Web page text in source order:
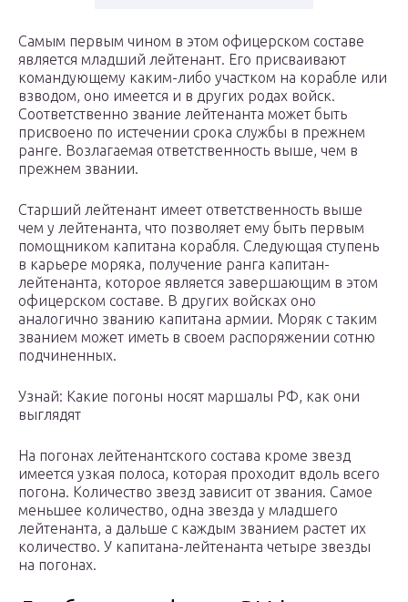
Самым первым чином в этом офицерском составе
является младший лейтенант. Его присваивают
командующему каким-либо участком на корабле или
взводом, оно имеется и в других родах войск.
Соответственно звание лейтенанта может быть
присвоено по истечении срока службы в прежнем
ранге. Возлагаемая ответственность выше, чем в
прежнем звании.
Старший лейтенант имеет ответственность выше
чем у лейтенанта, что позволяет ему быть первым
помощником капитана корабля. Следующая ступень
в карьере моряка, получение ранга капитан-
лейтенанта, которое является завершающим в этом
офицерском составе. В других войсках оно
аналогично званию капитана армии. Моряк с таким
званием может иметь в своем распоряжении сотню
подчиненных.
Узнай: Какие погоны носят маршалы РФ, как они
выглядят
На погонах лейтенантского состава кроме звезд
имеется узкая полоса, которая проходит вдоль всего
погона. Количество звезд зависит от звания. Самое
меньшее количество, одна звезда у младшего
лейтенанта, а дальше с каждым званием растет их
количество. У капитана-лейтенанта четыре звезды
на погонах.